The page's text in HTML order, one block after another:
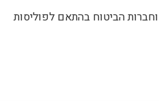
הביטוח בהתאם לפוליסות